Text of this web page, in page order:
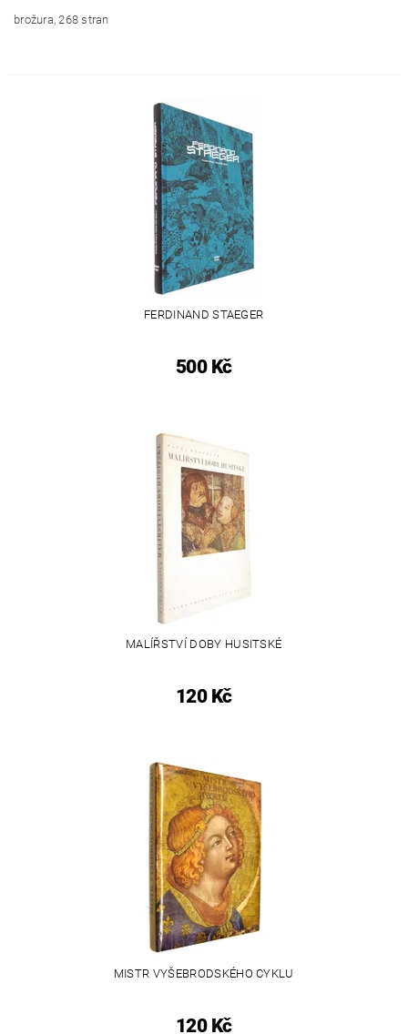
brožura, 268 stran
FERDINAND STAEGER
500 Kč
MALÍŘSTVÍ DOBY HUSITSKÉ
120 Kč
MISTR VYŠEBRODSKÉHO CYKLU
120 Kč